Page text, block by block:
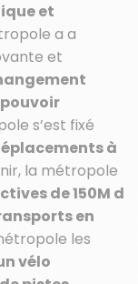
et
a a
et
s’est fixé
à
la métropole
de 150M d
en
les
vélo